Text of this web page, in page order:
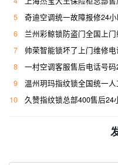
5
奇迪空调统一故障报修24
6
兰州彩鲸锁防盗门全国上
7
帅荣智能锁坏了上门维修电
8
一村空调客服售后电话号
9
温州玥玛指纹锁全国统一
10
久赞指纹锁总部400售后24